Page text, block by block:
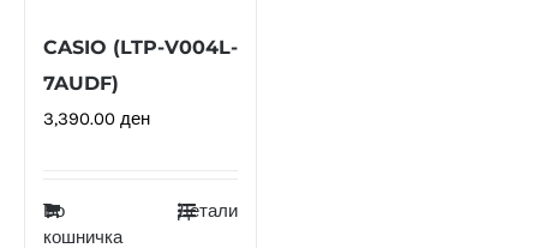
CASIO (LTP-V004L-
7AUDF)
3,390.00 ден
Во
кошничка
Детали